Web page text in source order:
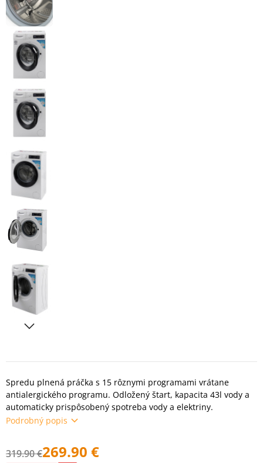
Spredu plnená práčka s 15 rôznymi programami vrátane
antialergického programu. Odložený štart, kapacita 43l vody a
automaticky prispôsobený spotreba vody a elektriny.
Podrobný popis
319.90 €269.90 €